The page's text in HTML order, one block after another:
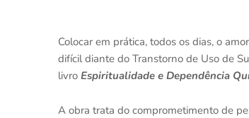
Colocar em prática, todos os dias, o
difícil diante do Transtorno de Uso de
livro Espiritualidade e Dependência
A obra trata do comprometimento de